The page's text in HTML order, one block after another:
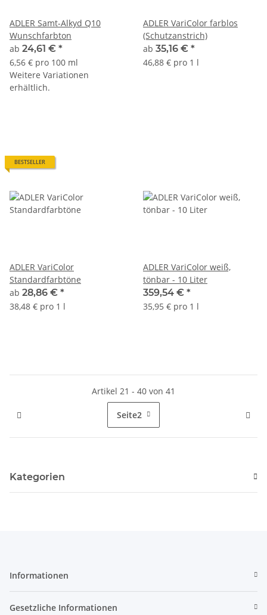
ADLER Samt-Alkyd Q10
Wunschfarbton
ab 24,61 € *
6,56 € pro 100 ml
Weitere Variationen
erhältlich.
ADLER VariColor farblos
(Schutzanstrich)
ab 35,16 € *
46,88 € pro 1 l
BESTSELLER
ADLER VariColor
Standardfarbtöne
ab 28,86 € *
38,48 € pro 1 l
ADLER VariColor weiß,
tönbar - 10 Liter
359,54 € *
35,95 € pro 1 l
Artikel 21 - 40 von 41
Seite2
Kategorien
Informationen
Gesetzliche Informationen